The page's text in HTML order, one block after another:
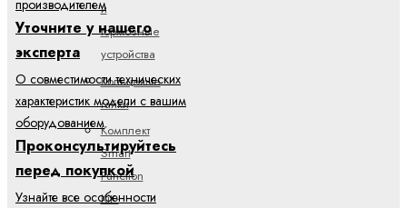
и
тормозные
устройства
Кольцевые
гайки
Комплект
Smart
Function
Kit -
производителем
Уточните у нашего
эксперта
О совместимости технических
характеристик модели с вашим
оборудованием
Проконсультируйтесь
перед покупкой
Узнайте все особенности